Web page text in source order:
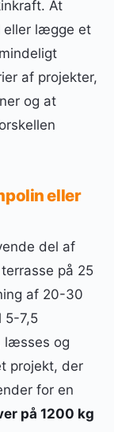
At
eller lægge et
af projekter,
og at
eller
del af
på 25
af 20-30
5-7,5
læsses og
projekt, der
for en
på 1200 kg